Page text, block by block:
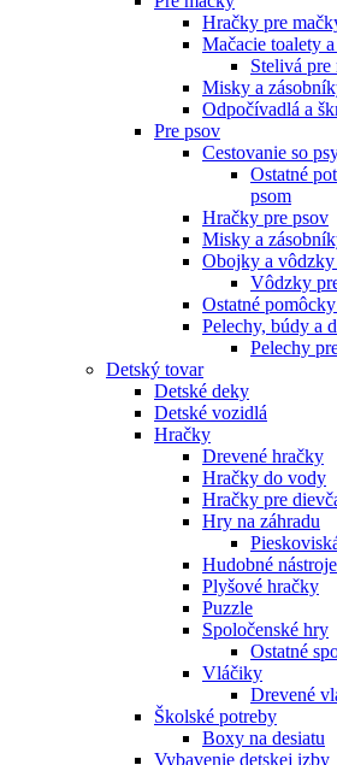
Hračky pre
Mačacie toalety
Stelivá pre
Misky a
Odpočívadlá a
Pre psov
Cestovanie so
Ostatné
psom
Hračky pre psov
Misky a
Obojky a vôdzky
Vôdzky
Ostatné
Pelechy, búdy a
Pelechy
Detský tovar
Detské deky
Detské vozidlá
Hračky
Drevené hračky
Hračky do vody
Hračky pre
Hry na záhradu
Hudobné
Plyšové hračky
Puzzle
Spoločenské hry
Ostatné
Vláčiky
Drevené
Školské potreby
Boxy na desiatu
Vybavenie detskej izby